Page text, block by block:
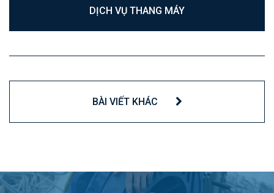
DỊCH VỤ THANG MÁY
BÀI VIẾT KHÁC